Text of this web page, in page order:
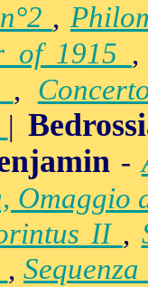
,
of 1915
,
|
-
Omaggio
II ,
,